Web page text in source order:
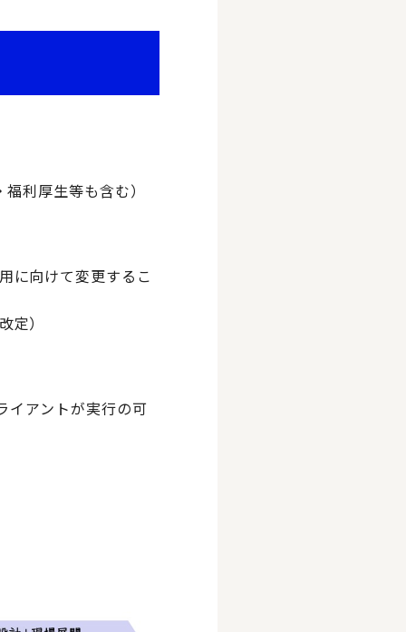
利厚生等も含む）
に向けて変更するこ
）
イアントが実行の可